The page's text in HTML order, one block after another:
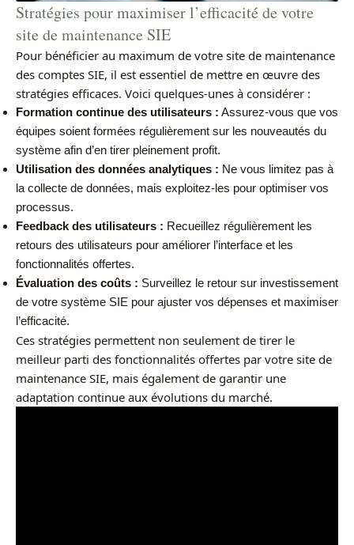
Stratégies pour maximiser l’efficacité de votre
site de maintenance SIE
Pour bénéficier au maximum de votre site de maintenance
des comptes SIE, il est essentiel de mettre en œuvre des
stratégies efficaces. Voici quelques-unes à considérer :
Formation continue des utilisateurs : Assurez-vous que vos
équipes soient formées régulièrement sur les nouveautés du
système afin d’en tirer pleinement profit.
Utilisation des données analytiques : Ne vous limitez pas à
la collecte de données, mais exploitez-les pour optimiser vos
processus.
Feedback des utilisateurs : Recueillez régulièrement les
retours des utilisateurs pour améliorer l’interface et les
fonctionnalités offertes.
Évaluation des coûts : Surveillez le retour sur investissement
de votre système SIE pour ajuster vos dépenses et maximiser
l’efficacité.
Ces stratégies permettent non seulement de tirer le
meilleur parti des fonctionnalités offertes par votre site de
maintenance SIE, mais également de garantir une
adaptation continue aux évolutions du marché.